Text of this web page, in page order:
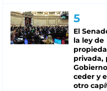
El
la ley de
privada,
ceder y
otro